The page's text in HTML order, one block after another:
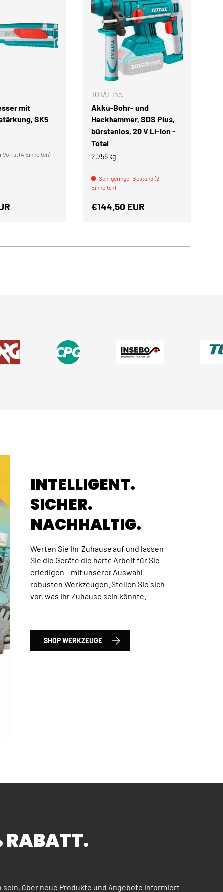
mit
SK5
Vorrat (4 Einheiten)
Preis
TOTAL Inc.
Akku-Bohr- und
Hackhammer, SDS Plus,
bürstenlos, 20 V Li-Ion -
Total
2.756 kg
Sehr geringer Bestand (2
Einheiten)
Normaler Preis
€144,50 EUR
IN DEN
Satz Werkzeuge und Bohrer, 120-tlg., HSS
INTELLIGENT.
SICHER.
NACHHALTIG.
Werten Sie Ihr Zuhause auf und lassen
Sie die Geräte die harte Arbeit für Sie
erledigen – mit unserer Auswahl
robusten Werkzeugen. Stellen Sie sich
vor, was Ihr Zuhause sein könnte.
SHOP WERKZEUGE
RABATT.
über neue Produkte und Angebote informiert